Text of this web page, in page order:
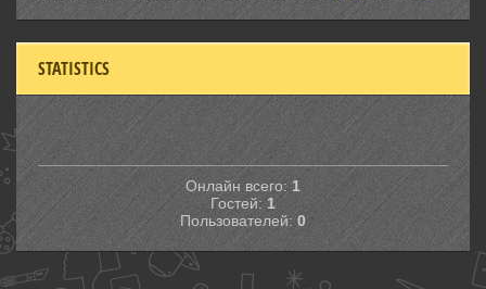
STATISTICS
Онлайн всего: 1
Гостей: 1
Пользователей: 0